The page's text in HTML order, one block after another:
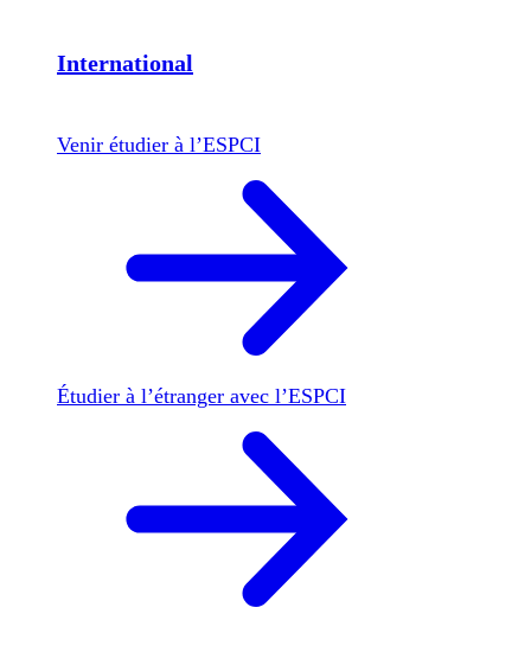
International
Venir étudier à l’ESPCI
Étudier à l’étranger avec l’ESPCI